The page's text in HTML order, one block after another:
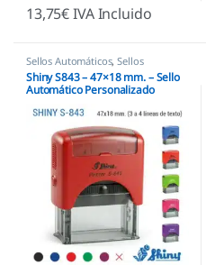
13,75€IVA Incluido
Sellos Automáticos,Sellos
empresas ,Shiny
Shiny S843 – 47×18 mm. – Sello
Automático Personalizado